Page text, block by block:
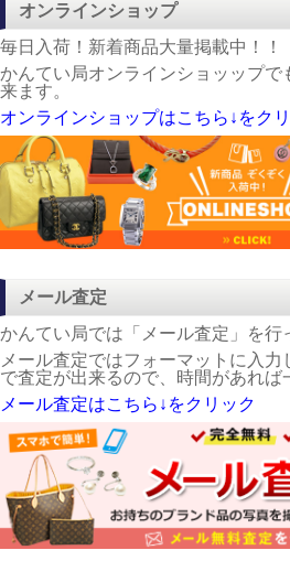
オンラインショップ
毎日入荷！新着商品大量掲載中！！
かんてい局オンラインショッップで
来ます。
オンラインショップはこちら↓をク
メール査定
かんてい局では「メール査定」を行
メール査定ではフォーマットに入
で査定が出来るので、時間があれば
メール査定はこちら↓をクリック